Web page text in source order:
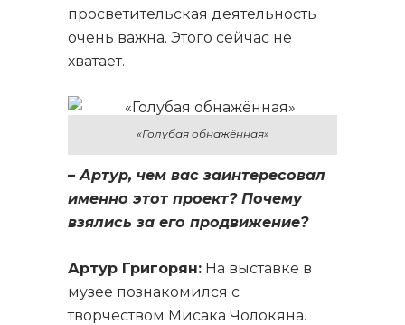
просветительская деятельность
очень важна. Этого сейчас не
хватает.
«Голубая обнажённая»
– Артур, чем вас заинтересовал
именно этот проект? Почему
взялись за его продвижение?
Артур Григорян: На выставке в
музее познакомился с
творчеством Мисака Чолокяна.